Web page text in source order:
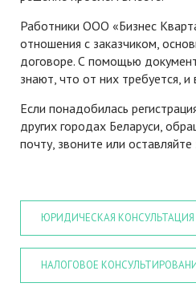
Работники ООО «Бизнес
отношения с заказчиком,
договоре. С помощью
знают, что от них требуется,
Если понадобилась
других городах Беларуси,
почту, звоните или оставляйте
ЮРИДИЧЕСКАЯ КОНСУЛЬТАЦИЯ
НАЛОГОВОЕ